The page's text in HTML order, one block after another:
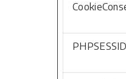
PHPSESSID